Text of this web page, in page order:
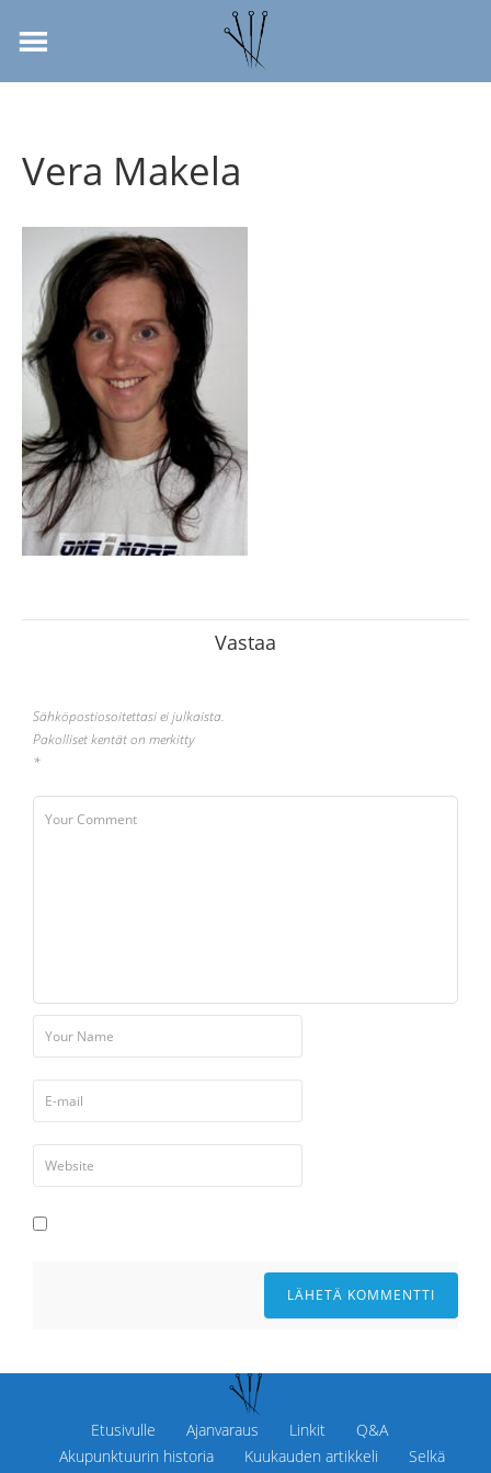
Vera Makela
Vastaa
Sähköpostiosoitettasi ei julkaista.
Pakolliset kentät on merkitty
*
Etusivulle Ajanvaraus Linkit
Q&A
Akupunktuurin historia
Kuukauden artikkeli Selkä